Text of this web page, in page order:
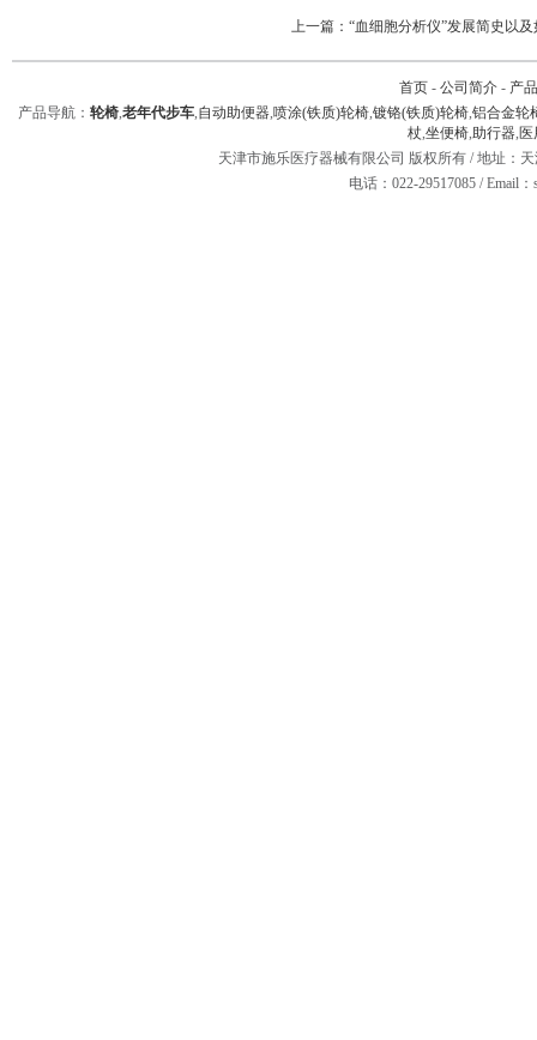
上一篇：“血细胞分析仪”发展简史以
首页 - 公司简介 - 产
产品导航：轮椅,老年代步车,自动助便器,喷涂(铁质)轮椅,镀铬(铁质)轮椅,铝合金轮
杖,坐便椅,助行器,
天津市施乐医疗器械有限公司 版权所有 / 地址：
电话：022-29517085 / Email